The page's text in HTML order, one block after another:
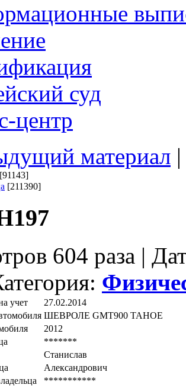
суд
центр
материал
[91143]
[211390]
604 раза |
учет
27.02.2014
ШЕВРОЛЕ GМТ900 ТАНОЕ
2012
*******
Станислав
Александрович
***********